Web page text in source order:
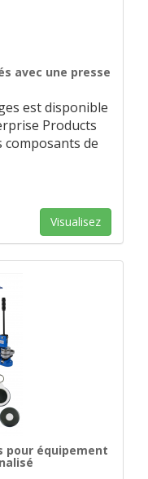
avec une presse
est disponible
Products
de
Visualisez
pour équipement